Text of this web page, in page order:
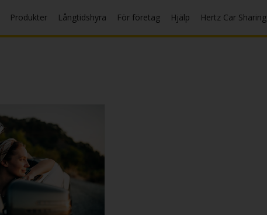
Produkter Långtidshyra För företag Hjälp Hertz Car Sharing